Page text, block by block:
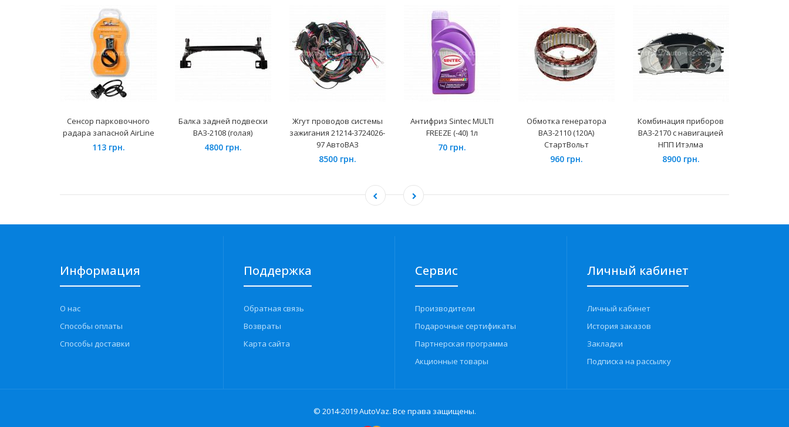
Сенсор парковочного
радара запасной AirLine
113 грн.
Балка задней подвески
ВАЗ-2108 (голая)
4800 грн.
Жгут проводов системы
зажигания 21214-3724026-
97 АвтоВАЗ
8500 грн.
Антифриз Sintec MULTI
FREEZE (-40) 1л
70 грн.
Обмотка генератора
ВАЗ-2110 (120А)
СтартВольт
960 грн.
Комбинация приборов
ВАЗ-2170 с навигацией
НПП Итэлма
8900 грн.
Информация
О нас
Способы оплаты
Способы доставки
Поддержка
Обратная связь
Возвраты
Карта сайта
Сервис
Производители
Подарочные сертификаты
Партнерская программа
Акционные товары
Личный кабинет
Личный кабинет
История заказов
Закладки
Подписка на рассылку
© 2014-2019 AutoVaz. Все права защищены.